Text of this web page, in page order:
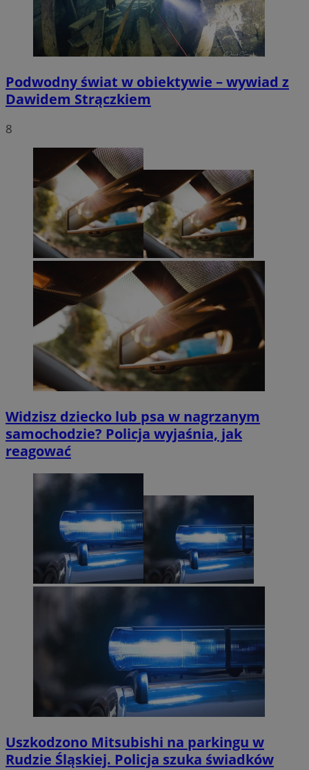
Podwodny świat w obiektywie – wywiad z
Dawidem Strączkiem
8
Widzisz dziecko lub psa w nagrzanym
samochodzie? Policja wyjaśnia, jak
reagować
Uszkodzono Mitsubishi na parkingu w
Rudzie Śląskiej. Policja szuka świadków